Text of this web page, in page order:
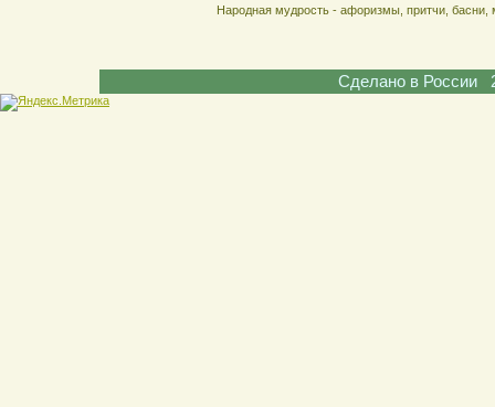
Народная мудрость - афоризмы, притчи,
Сделано в России